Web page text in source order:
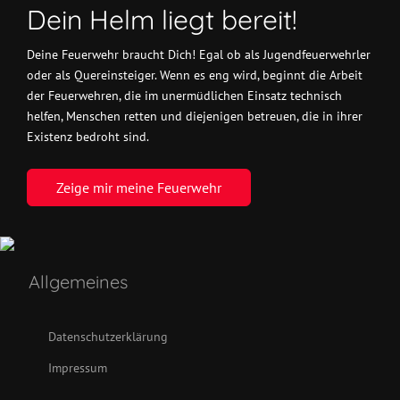
Dein Helm liegt bereit!
Deine Feuerwehr braucht Dich! Egal ob als Jugendfeuerwehrler
oder als Quereinsteiger. Wenn es eng wird, beginnt die Arbeit
der Feuerwehren, die im unermüdlichen Einsatz technisch
helfen, Menschen retten und diejenigen betreuen, die in ihrer
Existenz bedroht sind.
Zeige mir meine Feuerwehr
Allgemeines
Datenschutzerklärung
Impressum